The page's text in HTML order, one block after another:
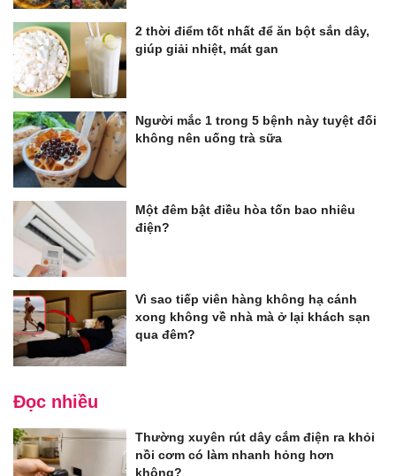
2 thời điểm tốt nhất để ăn bột sắn dây,
giúp giải nhiệt, mát gan
Người mắc 1 trong 5 bệnh này tuyệt đối
không nên uống trà sữa
Một đêm bật điều hòa tốn bao nhiêu
điện?
Vì sao tiếp viên hàng không hạ cánh
xong không về nhà mà ở lại khách sạn
qua đêm?
Đọc nhiều
Thường xuyên rút dây cắm điện ra khỏi
nồi cơm có làm nhanh hỏng hơn
không?